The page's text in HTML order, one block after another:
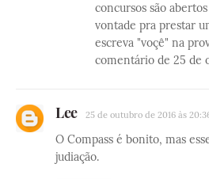
concursos são
vontade pra prestar
escreva "voçê" na
comentário de 25 de
Lee 25 de outubro de 2016 às
O Compass é bonito, mas
judiação.